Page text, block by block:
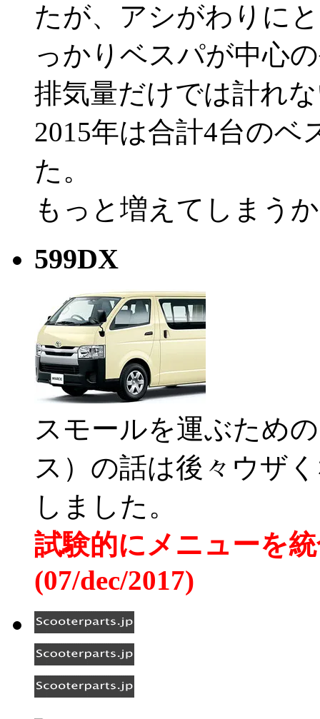
たが、アシがわりに
っかりベスパが中心
排気量だけでは計れ
2015年は合計4台の
た。
もっと増えてしまう
599DX
スモールを運ぶため
ス）の話は後々ウザ
しました。
試験的にメニューを
(07/dec/2017)